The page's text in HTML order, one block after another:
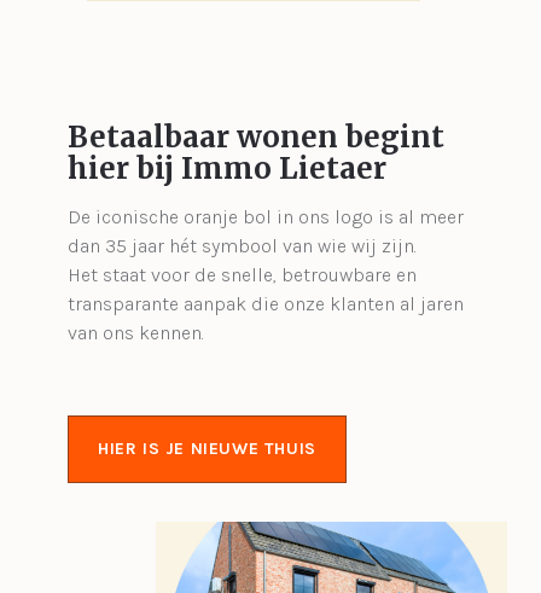
Betaalbaar wonen begint
hier bij Immo Lietaer
De iconische oranje bol in ons logo is al meer
dan 35 jaar hét symbool van wie wij zijn.
Het staat voor de snelle, betrouwbare en
transparante aanpak die onze klanten al jaren
van ons kennen.
HIER IS JE NIEUWE THUIS